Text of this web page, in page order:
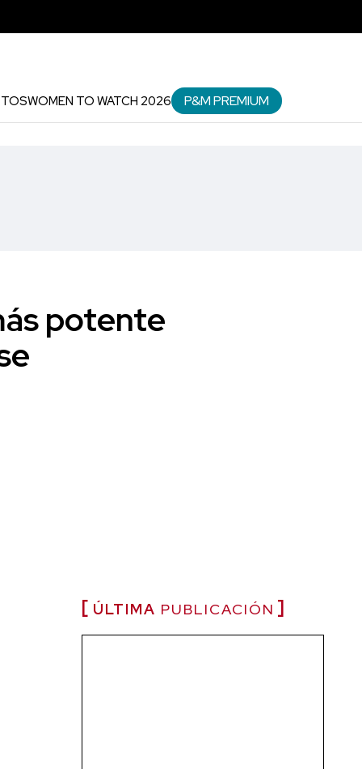
WOMEN TO WATCH 2026 P&M PREMIUM
potente
ÚLTIMA PUBLICACIÓN